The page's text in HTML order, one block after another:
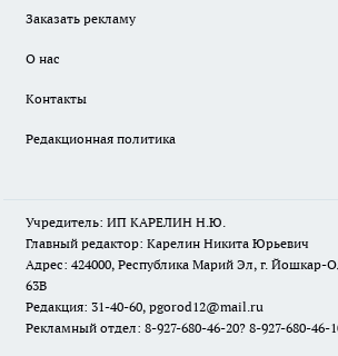
Заказать рекламу
О нас
Контакты
Редакционная политика
Учредитель: ИП КАРЕЛИН Н.Ю.
Главный редактор: Карелин Никита Юрьевич
Адрес: 424000, Республика Марий Эл, г. Йошкар-
63В
Редакция: 31-40-60, pgorod12@mail.ru
Рекламный отдел: 8-927-680-46-20? 8-927-680-46-